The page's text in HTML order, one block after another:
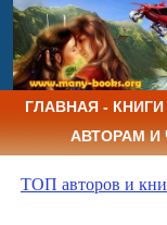
ГЛАВНАЯ - КНИГИ
АВТОРАМ И
ТОП авторов и